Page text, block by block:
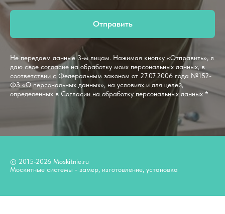
Отправить
Не передаем данные 3-м лицам. Нажимая кнопку «Отправить», я
даю свое согласие на обработку моих персональных данных, в
соответствии с Федеральным законом от 27.07.2006 года №152-
ФЗ «О персональных данных», на условиях и для целей,
определенных в Согласии на обработку персональных данных *
© 2015-2026 Moskitnie.ru
Москитные системы - замер, изготовление, установка